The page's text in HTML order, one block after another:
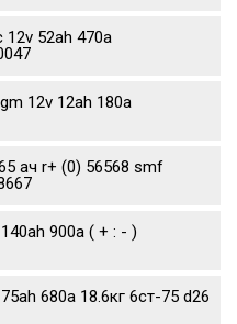
12v 52ah 470a
12v 12ah 180a
ач r+ (0) 56568 smf
900a ( + : - )
680a 18.6кг 6ст-75 d26